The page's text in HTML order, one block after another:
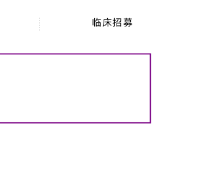
临床招募